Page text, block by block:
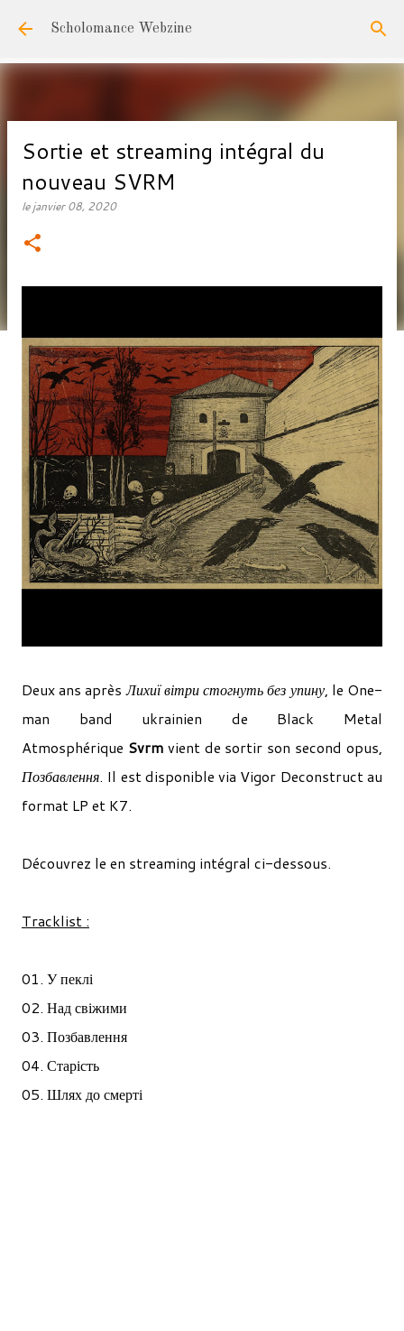
Accéder au contenu principal
Scholomance Webzine
Sortie et streaming intégral du
nouveau SVRM
lejanvier 08, 2020
Deux ans aprèsЛихиї вітри стогнуть без упину, le One-
man band ukrainien de Black Metal
Atmosphérique Svrm vient de sortir son second opus,
Позбавлення. Il est disponible via Vigor Deconstruct au
format LP et K7.
Découvrez le en streaming intégral ci-dessous.
Tracklist :
01. У пеклі
02. Над свіжими
03. Позбавлення
04. Старість
05. Шлях до смерті